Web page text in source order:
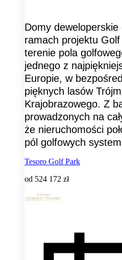
Domy
ramach projektu
terenie pola
jednego z
Europie, w
pięknych lasów
Krajobrazowego. Z
prowadzonych na
że nieruchomości
pól golfowych
Tesoro Golf Park
od 524 172 zł